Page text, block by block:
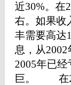
近30%。在
右。如果收
丰需要高达
息，从
2005年已
巨。 在